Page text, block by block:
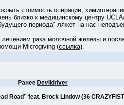
стоимость операции,
близко к медицинскому центру
периода" ляжет на нас
рака молочной железы и
Microgiving (ссылка).
Ранее Devildriver
Road” feat. Brock Lindow (36